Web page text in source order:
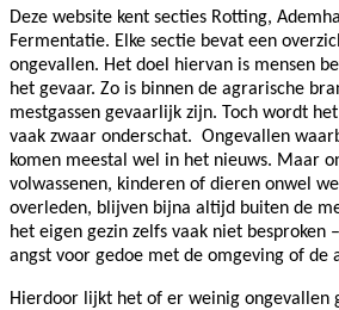
Deze website kent secties Rotting,
Fermentatie. Elke sectie bevat een
ongevallen. Het doel hiervan is mensen
het gevaar. Zo is binnen de agrarische
mestgassen gevaarlijk zijn. Toch wordt
vaak zwaar onderschat. Ongevallen
komen meestal wel in het nieuws. Maar
volwassenen, kinderen of dieren onwel
overleden, blijven bijna altijd buiten de
het eigen gezin zelfs vaak niet besproken
angst voor gedoe met de omgeving of de
Hierdoor lijkt het of er weinig ongevallen